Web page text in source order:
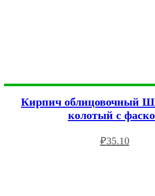
Кирпич облицовочный
колотый с
₽35.10